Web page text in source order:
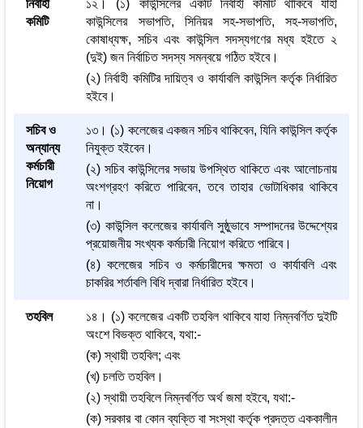
নির্বাহী
কমিটি
১২। (১) কাউন্সিলের একটি নির্বাহী কমিটি থাকিবে যাহা
কাউন্সিলের সভাপতি, সিনিয়র সহ-সভাপতি, সহ-সভাপতি,
কোষাধ্যক্ষ, সচিব এবং কাউন্সিল সদস্যগণের মধ্য হইতে ২
(দুই) জন নির্বাচিত সদস্য সমন্বয়ে গঠিত হইবে।
(২) নির্বাহী কমিটির দায়িত্ব ও কার্যাবলি কাউন্সিল কর্তৃক নির্ধারিত
হইবে।
সচিব ও
অন্যান্য
কর্মচারী
নিয়োগ
১৩। (১) কলেজের একজন সচিব থাকিবেন, যিনি কাউন্সিল কর্তৃক
নিযুক্ত হইবেন।
(২) সচিব কাউন্সিলের সভায় উপস্থিত থাকিতে এবং আলোচনায়
অংশগ্রহণ করিতে পারিবেন, তবে তাহার ভোটাধিকার থাকিবে
না।
(৩) কাউন্সিল কলেজের কার্যাবলি সুষ্ঠুভাবে সম্পাদনের উদ্দেশ্যের
প্রয়োজনীয় সংখ্যক কর্মচারী নিয়োগ করিতে পারিবে।
(৪) কলেজের সচিব ও কর্মচারীদের ক্ষমতা ও কার্যাবলি এবং
চাকরির শর্তাবলি বিধি দ্বারা নির্ধারিত হইবে।
তহবিল
১৪। (১) কলেজের একটি তহবিল থাকিবে যাহা নিম্নবর্ণিত দুইটি
অংশে বিভক্ত থাকিবে, যথা:-
(ক) স্থায়ী তহবিল; এবং
(খ) চলতি তহবিল।
(২) স্থায়ী তহবিলে নিম্নবর্ণিত অর্থ জমা হইবে, যথা:-
(ক) সরকার বা কোন ব্যক্তি বা সংস্থা কর্তৃক প্রদত্ত এককালীন